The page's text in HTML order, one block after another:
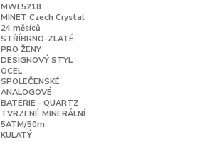
MWL5218
MINET Czech Crystal
24 měsíců
STŘÍBRNO-ZLATÉ
PRO ŽENY
DESIGNOVÝ STYL
OCEL
SPOLEČENSKÉ
ANALOGOVÉ
BATERIE - QUARTZ
TVRZENÉ MINERÁLNÍ
5ATM/50m
KULATÝ